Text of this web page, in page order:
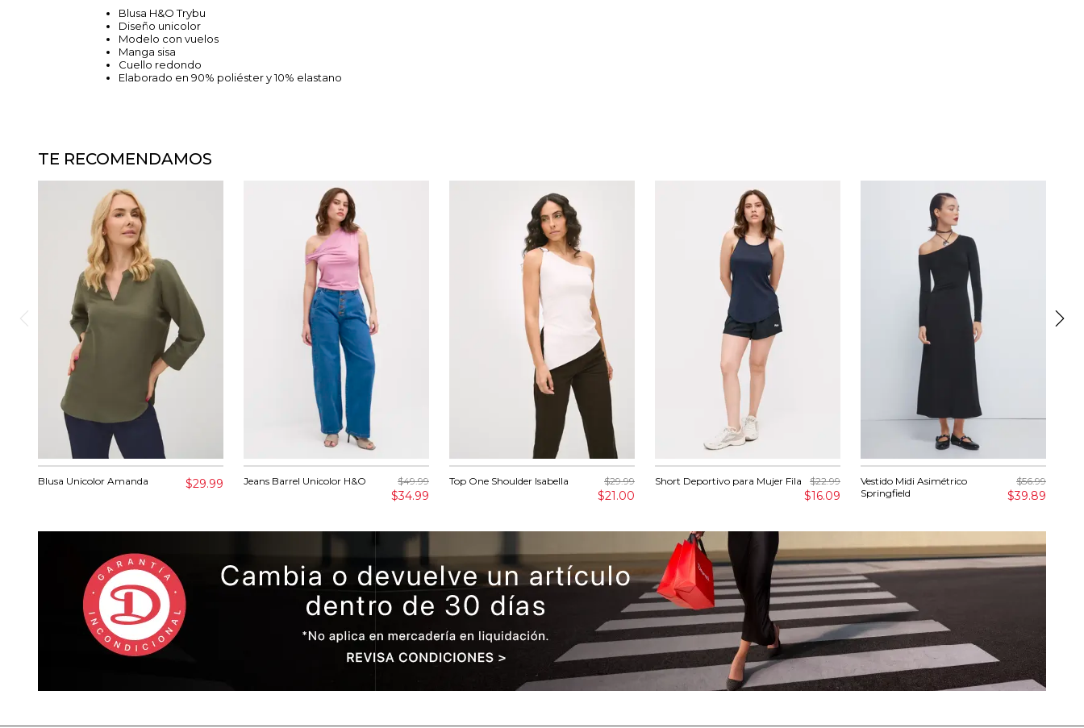
Blusa H&O Trybu
Diseño unicolor
Modelo con vuelos
Manga sisa
Cuello redondo
Elaborado en 90% poliéster y 10% elastano
TE RECOMENDAMOS
Blusa Unicolor Amanda $29.99 Jeans Barrel Unicolor H&O $49.99
$34.99
Top One Shoulder Isabella $29.99
$21.00
Short Deportivo para Mujer Fila $22.99
$16.09
Vestido Midi Asimétrico
Springfield
$56.99
$39.89